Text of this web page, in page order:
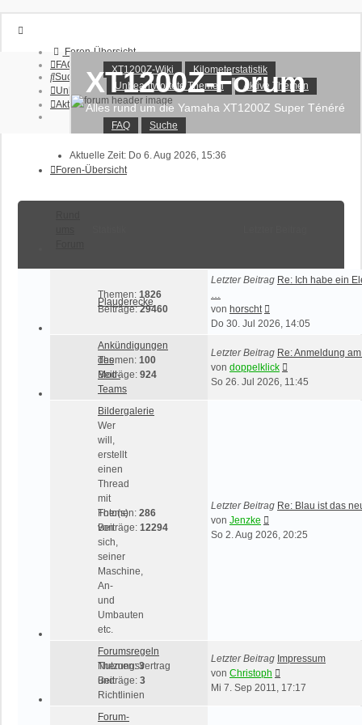
Foren-Übersicht
FAQ
Suche
Unbeantwortete Themen
Aktive Themen
Registrieren
XT1200Z-Wiki
Kilometerstatistik
Unbeantwortete Themen
Aktive Themen
XT1200Z-Forum
Alles rund um die Yamaha XT1200Z Super Ténéré
FAQ Suche
Aktuelle Zeit: Do 6. Aug 2026, 15:36
Foren-Übersicht
Plauderecke
Themen: 1826
Beiträge:29460
Letzter Beitrag Re: Ich habe ein
von horscht
Beitrag
Do 30. Jul 2026, 14:05
Ankündigungen
des
Mod-
Teams
Themen: 100
Beiträge: 924
Letzter Beitrag Re: Anmeldung
von doppelklick
Beitrag
So 26. Jul 2026, 11:45
Bildergalerie
Wer
will,
erstellt
einen
Thread
mit
Foto(s)
von
sich,
seiner
Maschine,
An-
und
Umbauten
etc.
Themen: 286
Beiträge: 12294
Letzter Beitrag Re: Blau ist das
von Jenzke
Beitrag
So 2. Aug 2026, 20:25
Forumsregeln
Nutzungsvertrag
und
Richtlinien
Themen:3
Beiträge: 3
Letzter Beitrag Impressum
von Christoph
Beitrag
Mi 7. Sep 2011, 17:17
Forum-